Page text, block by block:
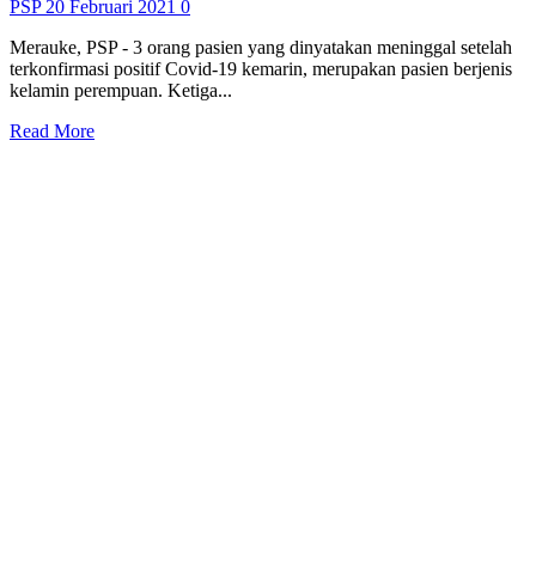
PSP 20 Februari 2021 0
Merauke, PSP - 3 orang pasien yang dinyatakan meninggal setelah
terkonfirmasi positif Covid-19 kemarin, merupakan pasien berjenis
kelamin perempuan. Ketiga...
Read MoreRead